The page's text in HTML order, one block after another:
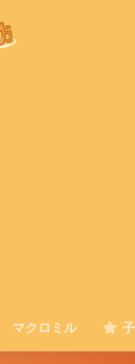
マクロミル